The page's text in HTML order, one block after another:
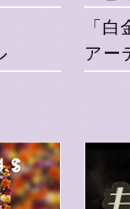
「
アー